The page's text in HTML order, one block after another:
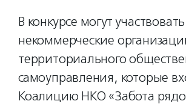
В конкурсе могут участвовать
некоммерческие
территориального
самоуправления, которые
Коалицию НКО «Забота